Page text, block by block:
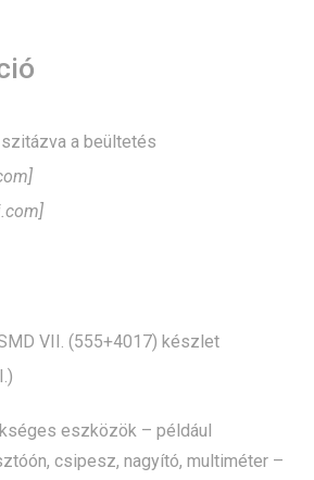
a beültetés
VII. (555+4017) készlet
eszközök – például
csipesz, nagyító, multiméter –